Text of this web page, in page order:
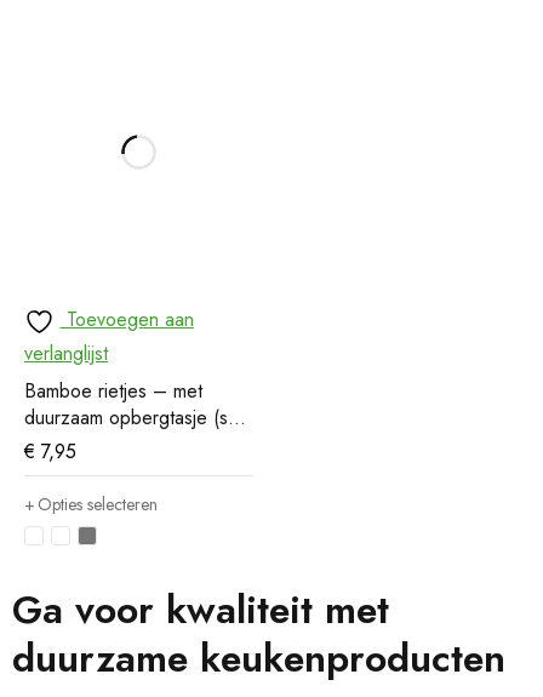
Toevoegen aan
verlanglijst
Bamboe rietjes – met
duurzaam opbergtasje (set
van 6)
€ 7,95
Opties selecteren
Ga voor kwaliteit met
duurzame keukenproducten